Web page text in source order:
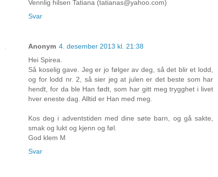
Vennlig hilsen Tatiana (tatianas@yahoo.com)
Svar
Anonym 4. desember 2013 kl. 21:38
Hei Spirea.
Så koselig gave. Jeg er jo følger av deg, så det blir et lodd,
og for lodd nr. 2, så sier jeg at julen er det beste som har
hendt, for da ble Han født, som har gitt meg trygghet i livet
hver eneste dag. Alltid er Han med meg.
Kos deg i adventstiden med dine søte barn, og gå sakte,
smak og lukt og kjenn og føl.
God klem M
Svar